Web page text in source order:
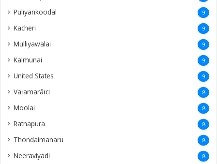
Puliyankoodal 9
Kacheri 9
Mulliyawalai 9
Kalmunai 9
United States 9
Vaṭamarāṭci 8
Moolai 8
Ratnapura 8
Thondaimanaru 8
Neeraviyadi 8